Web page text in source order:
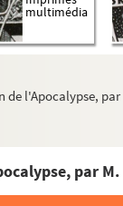
multimédia
de l'Apocalypse,
par
faites sur les
ecrits de S.
chrétienne,
sapientiaux,